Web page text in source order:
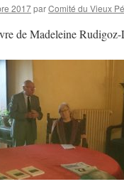
2017parComité du Vieux
de Madeleine